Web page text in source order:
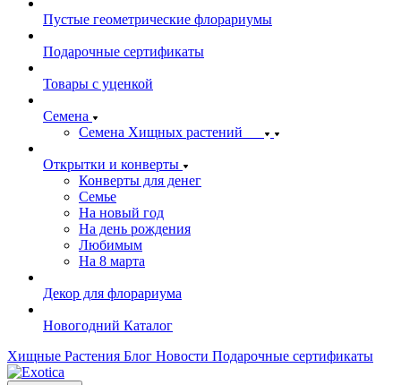
Пустые геометрические флорариумы
Подарочные сертификаты
Товары с уценкой
Семена
Семена Хищных растений
Открытки и конверты
Конверты для денег
Семье
На новый год
На день рождения
Любимым
На 8 марта
Декор для флорариума
Новогодний Каталог
Хищные Растения Блог Новости Подарочные сертификаты